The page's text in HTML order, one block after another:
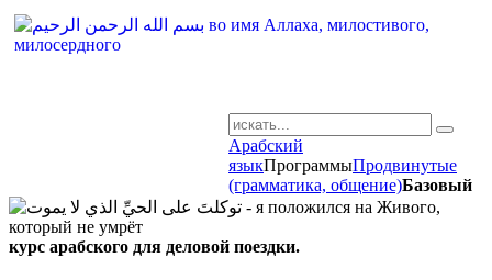
Арабский
языкПрограммыПродвинутые
(грамматика, общение)Базовый
курс арабского для деловой поездки.